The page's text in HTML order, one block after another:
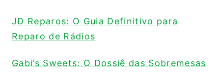
JD Reparos: O Guia Definitivo para
Reparo de Rádios
Gabi’s Sweets: O Dossiê das Sobremesas